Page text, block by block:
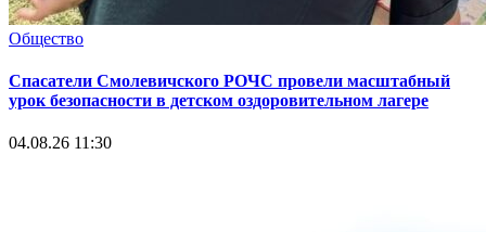
Общество
Спасатели Смолевичского РОЧС провели масштабный
урок безопасности в детском оздоровительном лагере
04.08.26 11:30